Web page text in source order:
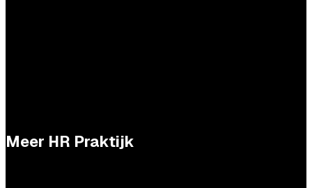
Meer HR Praktijk